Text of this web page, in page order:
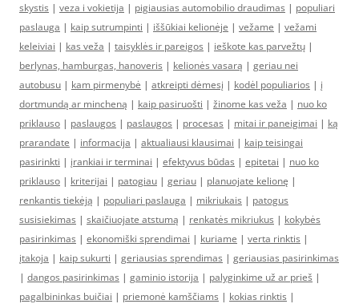
skystis | veza i vokietija | pigiausias automobilio draudimas | populiari
paslauga | kaip sutrumpinti | iššūkiai kelionėje | vežame | vežami
keleiviai | kas veža | taisyklės ir pareigos | ieškote kas parvežtų |
berlynas, hamburgas, hanoveris | kelionės vasarą | geriau nei
autobusu | kam pirmenybė | atkreipti dėmesį | kodėl populiarios | į
dortmundą ar mincheną | kaip pasiruošti | žinome kas veža | nuo ko
priklauso | paslaugos | paslaugos | procesas | mitai ir paneigimai | ką
prarandate | informacija | aktualiausi klausimai | kaip teisingai
pasirinkti | įrankiai ir terminai | efektyvus būdas | epitetai | nuo ko
priklauso | kriterijai | patogiau | geriau | planuojate kelionę |
renkantis tiekėją | populiari paslauga | mikriukais | patogus
susisiekimas | skaičiuojate atstumą | renkatės mikriukus | kokybės
pasirinkimas | ekonomiški sprendimai | kuriame | verta rinktis |
įtakoja | kaip sukurti | geriausias sprendimas | geriausias pasirinkimas
| dangos pasirinkimas | gaminio istorija | palyginkime už ar prieš |
pagalbininkas buičiai | priemonė kamščiams | kokias rinktis |